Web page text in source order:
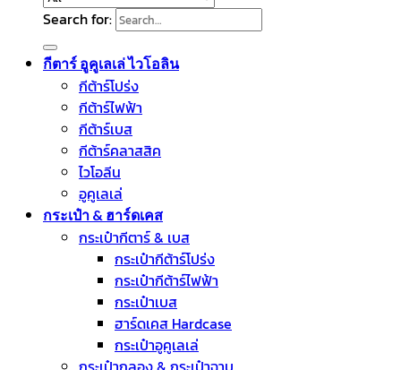
Search for:
กีตาร์ อูคูเลเล่ ไวโอลิน
กีต้าร์โปร่ง
กีต้าร์ไฟฟ้า
กีต้าร์เบส
กีต้าร์คลาสสิค
ไวโอลีน
อูคูเลเล่
กระเป๋า & ฮาร์ดเคส
กระเป๋ากีตาร์ & เบส
กระเป๋ากีต้าร์โปร่ง
กระเป๋ากีต้าร์ไฟฟ้า
กระเป๋าเบส
ฮาร์ดเคส Hardcase
กระเป๋าอูคูเลเล่